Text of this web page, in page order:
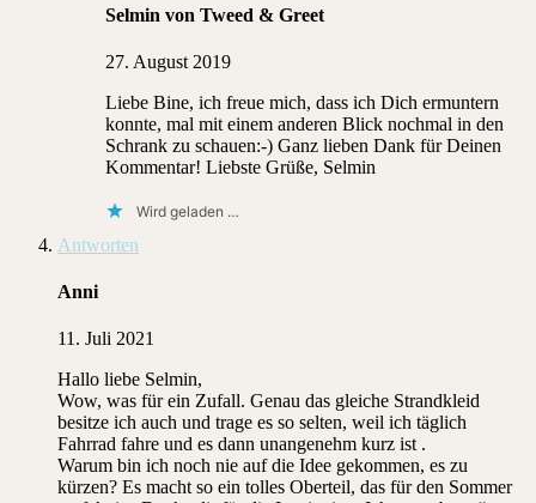
Selmin von Tweed & Greet
27. August 2019
Liebe Bine, ich freue mich, dass ich Dich ermuntern
konnte, mal mit einem anderen Blick nochmal in den
Schrank zu schauen:-) Ganz lieben Dank für Deinen
Kommentar! Liebste Grüße, Selmin
Wird geladen …
Antworten
Anni
11. Juli 2021
Hallo liebe Selmin,
Wow, was für ein Zufall. Genau das gleiche Strandkleid
besitze ich auch und trage es so selten, weil ich täglich
Fahrrad fahre und es dann unangenehm kurz ist .
Warum bin ich noch nie auf die Idee gekommen, es zu
kürzen? Es macht so ein tolles Oberteil, das für den Sommer